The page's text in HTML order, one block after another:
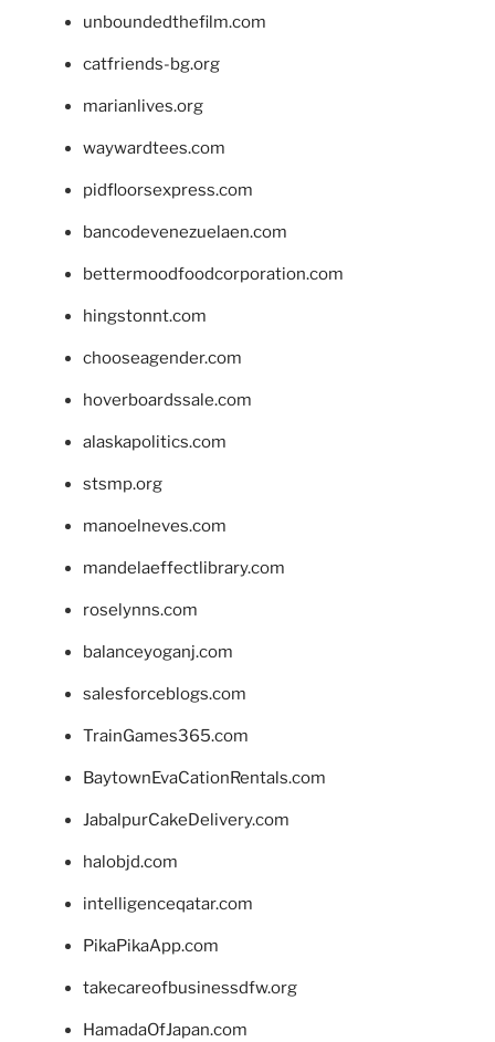
unboundedthefilm.com
catfriends-bg.org
marianlives.org
waywardtees.com
pidfloorsexpress.com
bancodevenezuelaen.com
bettermoodfoodcorporation.com
hingstonnt.com
chooseagender.com
hoverboardssale.com
alaskapolitics.com
stsmp.org
manoelneves.com
mandelaeffectlibrary.com
roselynns.com
balanceyoganj.com
salesforceblogs.com
TrainGames365.com
BaytownEvaCationRentals.com
JabalpurCakeDelivery.com
halobjd.com
intelligenceqatar.com
PikaPikaApp.com
takecareofbusinessdfw.org
HamadaOfJapan.com